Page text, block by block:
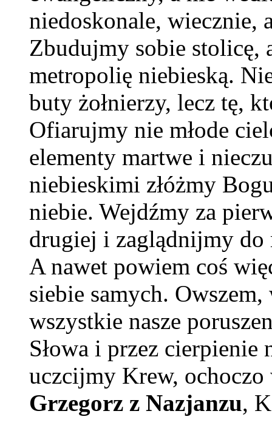
niedoskonale, wiecznie,
Zbudujmy sobie stolicę,
metropolię niebieską.
buty żołnierzy, lecz tę,
Ofiarujmy nie młode
elementy martwe i
niebieskimi złóżmy
niebie. Wejdźmy za
drugiej i zaglądnijmy do
A nawet powiem coś
siebie samych.
wszystkie nasze
Słowa i przez cierpienie
uczcijmy Krew, ochoczo
Grzegorz z Nazjanzu,